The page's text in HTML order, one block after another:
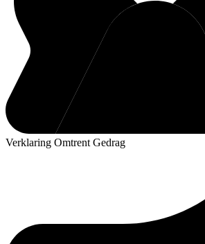
Verklaring Omtrent Gedrag